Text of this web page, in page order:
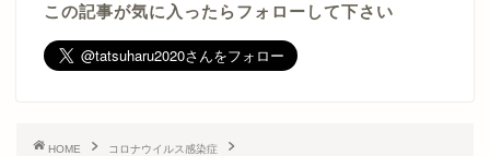
この記事が気に入ったらフォローして下さい
HOME
コロナウイルス感染症